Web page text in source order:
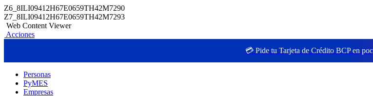
Z6_8ILI09412H67E0659TH42M7290
Z7_8ILI09412H67E0659TH42M7293
Web Content Viewer
Acciones
💳 Pide tu Tarjeta de Crédito BCP en
Personas
PyMES
Empresas